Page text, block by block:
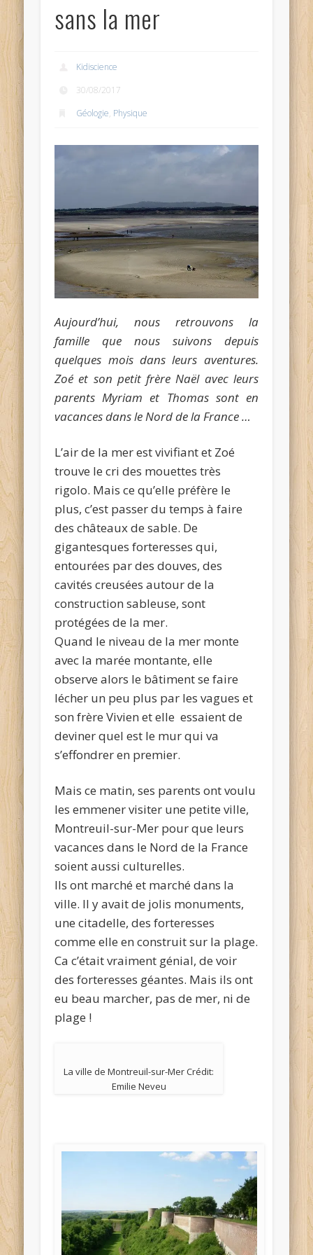
sans la mer
Kidiscience
30/08/2017
Géologie, Physique
Aujourd’hui, nous retrouvons la
famille que nous suivons depuis
quelques mois dans leurs aventures.
Zoé et son petit frère Naël avec leurs
parents Myriam et Thomas sont en
vacances dans le Nord de la France …
L’air de la mer est vivifiant et Zoé
trouve le cri des mouettes très
rigolo. Mais ce qu’elle préfère le
plus, c’est passer du temps à faire
des châteaux de sable. De
gigantesques forteresses qui,
entourées par des douves, des
cavités creusées autour de la
construction sableuse, sont
protégées de la mer.
Quand le niveau de la mer monte
avec la marée montante, elle
observe alors le bâtiment se faire
lécher un peu plus par les vagues et
son frère Vivien et elle essaient de
deviner quel est le mur qui va
s’effondrer en premier.
Mais ce matin, ses parents ont voulu
les emmener visiter une petite ville,
Montreuil-sur-Mer pour que leurs
vacances dans le Nord de la France
soient aussi culturelles.
Ils ont marché et marché dans la
ville. Il y avait de jolis monuments,
une citadelle, des forteresses
comme elle en construit sur la plage.
Ca c’était vraiment génial, de voir
des forteresses géantes. Mais ils ont
eu beau marcher, pas de mer, ni de
plage !
La ville de Montreuil-sur-Mer Crédit:
Emilie Neveu